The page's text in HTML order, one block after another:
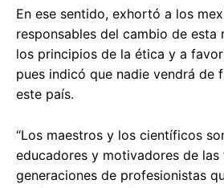
En ese sentido, exhortó a los
responsables del cambio de esta
los principios de la ética y a
pues indicó que nadie vendrá de
este país.
“Los maestros y los científicos
educadores y motivadores de las
generaciones de profesionistas